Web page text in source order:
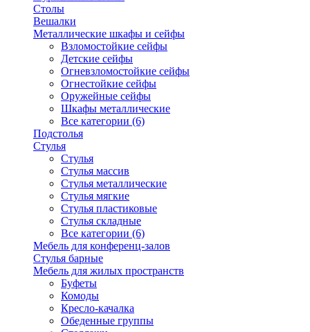
Столы
Вешалки
Металлические шкафы и сейфы
Взломостойкие сейфы
Детские сейфы
Огневзломостойкие сейфы
Огнестойкие сейфы
Оружейные сейфы
Шкафы металлические
Все категории (6)
Подстолья
Стулья
Стулья
Стулья массив
Стулья металлические
Стулья мягкие
Стулья пластиковые
Стулья складные
Все категории (6)
Мебель для конференц-залов
Стулья барные
Мебель для жилых пространств
Буфеты
Комоды
Кресло-качалка
Обеденные группы